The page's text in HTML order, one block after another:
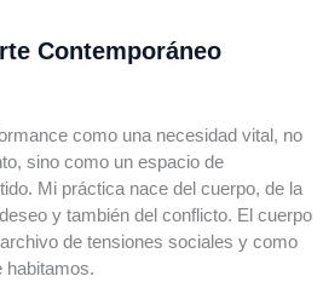
Contemporáneo
como una necesidad vital, no
sino como un espacio de
Mi práctica nace del cuerpo, de la
y también del conflicto. El cuerpo
de tensiones sociales y como
habitamos.